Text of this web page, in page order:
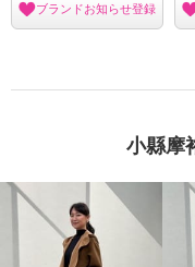
ブランドお知らせ登録
小縣摩